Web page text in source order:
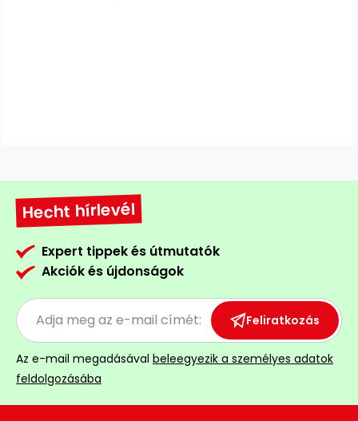
Hecht hírlevél
Expert tippek és útmutatók
Akciók és újdonságok
Feliratkozás
Az e-mail megadásával beleegyezik a személyes adatok
feldolgozásába